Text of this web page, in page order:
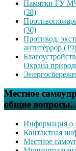
Памятки ГУ
(38)
(30)
Противод.
антитеррор (19)
Охрана
Местное
общие
Информация о
Контактная
Местное